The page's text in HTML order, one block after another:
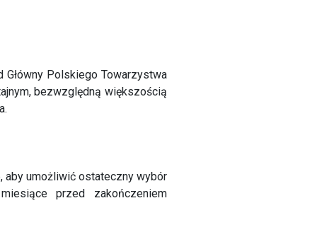
Polskiego Towarzystwa
bezwzględną większością
aby umożliwić ostateczny wybór
przed zakończeniem